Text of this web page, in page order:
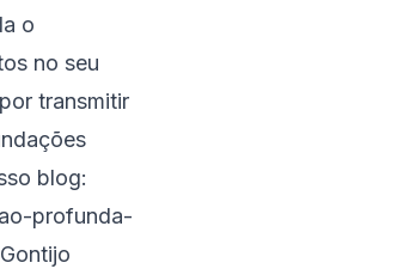
o
no seu
transmitir
blog:
profunda-